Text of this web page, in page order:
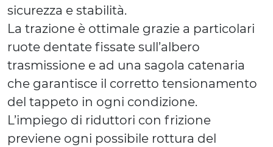
sicurezza e stabilità.
La trazione è ottimale grazie a particolari
ruote dentate fissate sull’albero
trasmissione e ad una sagola catenaria
che garantisce il corretto tensionamento
del tappeto in ogni condizione.
L’impiego di riduttori con frizione
previene ogni possibile rottura del